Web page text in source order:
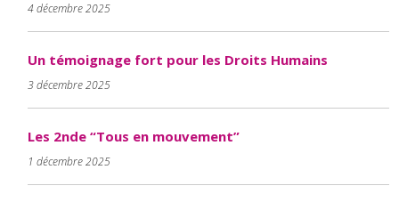
4 décembre 2025
Un témoignage fort pour les Droits Humains
3 décembre 2025
Les 2nde “Tous en mouvement”
1 décembre 2025